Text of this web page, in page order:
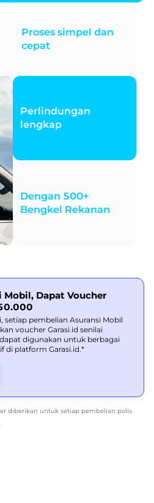
Proses simpel dan
cepat
Perlindungan
lengkap
Dengan 500+
Bengkel Rekanan
Mobil, Dapat Voucher
setiap pembelian Asuransi Mobil
voucher Garasi.id senilai
digunakan untuk berbagai
di platform Garasi.id.*
diberikan untuk setiap pembelian polis